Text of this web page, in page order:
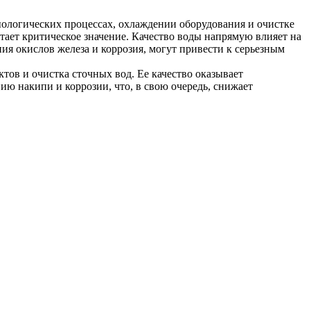
процессах, охлаждении оборудования и очистке
критическое значение. Качество воды напрямую влияет на
окислов железа и коррозия, могут привести к серьезным
и очистка сточных вод. Ее качество оказывает
накипи и коррозии, что, в свою очередь, снижает